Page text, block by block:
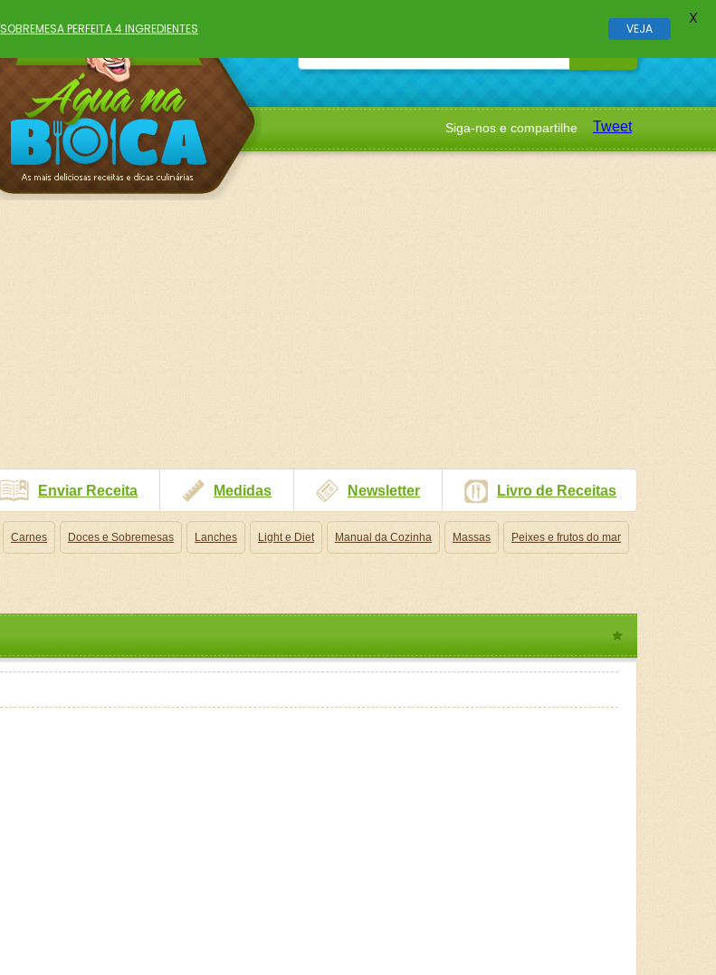
Siga-nos e compartilhe Tweet
Enviar Receita Medidas Newsletter Livro de Receitas
Carnes Doces e Sobremesas Lanches Light e Diet Manual da Cozinha Massas Peixes e frutos do mar
SOBREMESA PERFEITA 4 INGREDIENTES VEJA
X